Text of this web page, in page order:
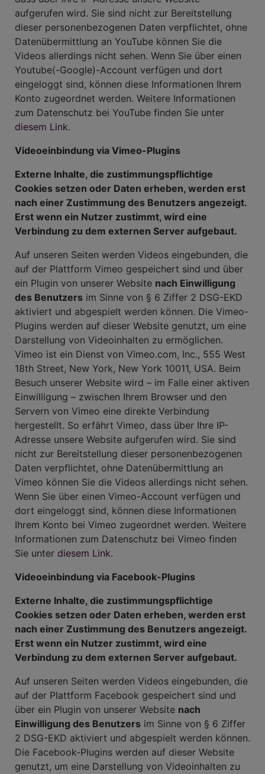
aufgerufen wird. Sie sind nicht zur Bereitstellung
dieser personenbezogenen Daten verpflichtet, ohne
Datenübermittlung an YouTube können Sie die
Videos allerdings nicht sehen. Wenn Sie über einen
Youtube(-Google)-Account verfügen und dort
eingeloggt sind, können diese Informationen Ihrem
Konto zugeordnet werden. Weitere Informationen
zum Datenschutz bei YouTube finden Sie unter
diesem Link.
Videoeinbindung via Vimeo-Plugins
Externe Inhalte, die zustimmungspflichtige
Cookies setzen oder Daten erheben, werden erst
nach einer Zustimmung des Benutzers angezeigt.
Erst wenn ein Nutzer zustimmt, wird eine
Verbindung zu dem externen Server aufgebaut.
Auf unseren Seiten werden Videos eingebunden, die
auf der Plattform Vimeo gespeichert sind und über
ein Plugin von unserer Website nach Einwilligung
des Benutzers im Sinne von § 6 Ziffer 2 DSG-EKD
aktiviert und abgespielt werden können. Die Vimeo-
Plugins werden auf dieser Website genutzt, um eine
Darstellung von Videoinhalten zu ermöglichen.
Vimeo ist ein Dienst von Vimeo.com, Inc., 555 West
18th Street, New York, New York 10011, USA. Beim
Besuch unserer Website wird – im Falle einer aktiven
Einwilligung – zwischen Ihrem Browser und den
Servern von Vimeo eine direkte Verbindung
hergestellt. So erfährt Vimeo, dass über Ihre IP-
Adresse unsere Website aufgerufen wird. Sie sind
nicht zur Bereitstellung dieser personenbezogenen
Daten verpflichtet, ohne Datenübermittlung an
Vimeo können Sie die Videos allerdings nicht sehen.
Wenn Sie über einen Vimeo-Account verfügen und
dort eingeloggt sind, können diese Informationen
Ihrem Konto bei Vimeo zugeordnet werden. Weitere
Informationen zum Datenschutz bei Vimeo finden
Sie unter diesem Link.
Videoeinbindung via Facebook-Plugins
Externe Inhalte, die zustimmungspflichtige
Cookies setzen oder Daten erheben, werden erst
nach einer Zustimmung des Benutzers angezeigt.
Erst wenn ein Nutzer zustimmt, wird eine
Verbindung zu dem externen Server aufgebaut.
Auf unseren Seiten werden Videos eingebunden, die
auf der Plattform Facebook gespeichert sind und
über ein Plugin von unserer Website nach
Einwilligung des Benutzers im Sinne von § 6 Ziffer
2 DSG-EKD aktiviert und abgespielt werden können.
Die Facebook-Plugins werden auf dieser Website
genutzt, um eine Darstellung von Videoinhalten zu